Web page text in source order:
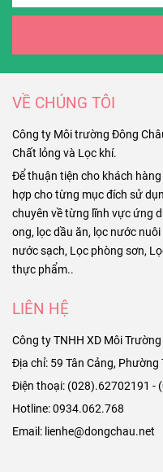
VỀ CHÚNG TÔI
Công ty Môi trường Đông
Chất lỏng và Lọc khí.
Để thuận tiện cho khách
hợp cho từng mục đích sử
chuyên về từng lĩnh vực ứng
ong, lọc dầu ăn, lọc nước
nước sạch, Lọc phòng sơn,
thực phẩm..
LIÊN HỆ
Công ty TNHH XD Môi
Địa chỉ: 59 Tân Cảng, Phường
Điện thoại: (028).62702191 -
Hotline: 0934.062.768
Email: lienhe@dongchau.net